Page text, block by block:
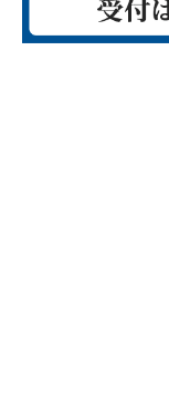
小児科